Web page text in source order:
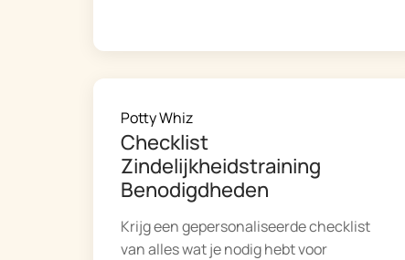
Potty Whiz
Checklist
Zindelijkheidstraining
Benodigdheden
Krijg een gepersonaliseerde checklist
van alles wat je nodig hebt voor